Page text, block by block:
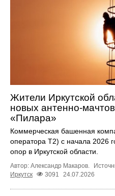
Жители Иркутской
новых антенно-
«Пилара»
Коммерческая башенная
оператора Т2) с начала 2026
опор в Иркутской области.
Автор: Александр Макаров.
Иркутск
3091 24.07.2026